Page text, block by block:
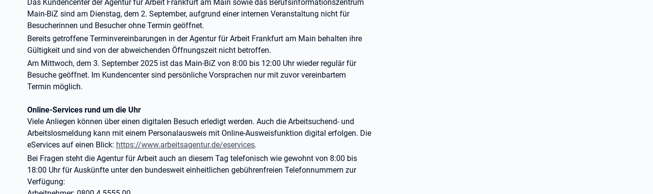
Das Kundencenter der Agentur für Arbeit Frankfurt am Main sowie das Berufsinformationszentrum
Main-BiZ sind am Dienstag, dem 2. September, aufgrund einer internen Veranstaltung nicht für
Besucherinnen und Besucher ohne Termin geöffnet.
Bereits getroffene Terminvereinbarungen in der Agentur für Arbeit Frankfurt am Main behalten ihre
Gültigkeit und sind von der abweichenden Öffnungszeit nicht betroffen.
Am Mittwoch, dem 3. September 2025 ist das Main-BiZ von 8:00 bis 12:00 Uhr wieder regulär für
Besuche geöffnet. Im Kundencenter sind persönliche Vorsprachen nur mit zuvor vereinbartem
Termin möglich.
Online-Services rund um die Uhr
Viele Anliegen können über einen digitalen Besuch erledigt werden. Auch die Arbeitsuchend- und
Arbeitslosmeldung kann mit einem Personalausweis mit Online-Ausweisfunktion digital erfolgen. Die
eServices auf einen Blick: https://www.arbeitsagentur.de/eservices.
Bei Fragen steht die Agentur für Arbeit auch an diesem Tag telefonisch wie gewohnt von 8:00 bis
18:00 Uhr für Auskünfte unter den bundesweit einheitlichen gebührenfreien Telefonnummern zur
Verfügung: